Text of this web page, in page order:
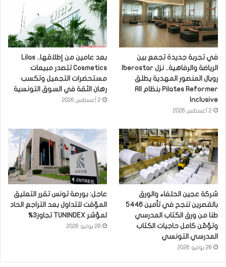
في تجربة جديدة تجمع بين
رويال المنصور المهدية يطلق
Pilates Reformer بنظام All
Inclusive
2 أغسطس 2026
بعد عامين من إطلاقها.. Lilas
Cosmetics تتصدر مبيعات
مستحضرات التجميل وتكسب
رهان الثقة في السوق التونسية
2 أغسطس 2026
شركة عجين الحلفاء والورق
بالقصرين تنجح في تأمين 5446
طنا من ورق الكتاب المدرسي
وتؤمّن كامل حاجيات الكتاب
المدرسي التونسي
28 يوليو 2026
عاجل: بورصة تونس تقرر التعليق
المؤقت للتداول بعد التراجع الحاد
لمؤشر TUNINDEX تجاوز3%
28 يوليو 2026